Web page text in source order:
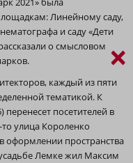
Линейному саду,
и саду «Дети
о смысловом
каждый из пяти
тематикой. К
посетителей в
улица Короленко
оформлении пространства
Лемке жил Максим
×